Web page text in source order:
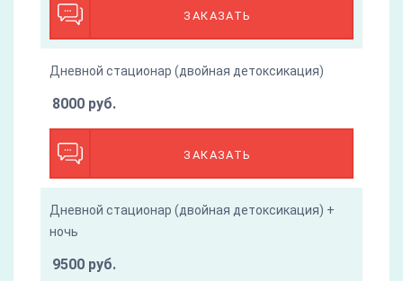
ЗАКАЗАТЬ
Дневной стационар (двойная детоксикация)
ЗАКАЗАТЬ
8000 руб.
Дневной стационар (двойная детоксикация) +
ночь
9500 руб.